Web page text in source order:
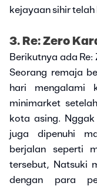
kejayaan sihir telah
3. Re: Zero
Berikutnya ada
Seorang remaja
hari mengalami
minimarket
kota asing.
juga dipenuhi
berjalan seperti
tersebut, Natsuki
dengan para